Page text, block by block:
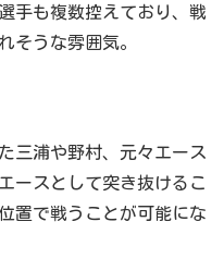
手も複数控えており、戦
そうな雰囲気。
三浦や野村、元々エース
ースとして突き抜けるこ
置で戦うことが可能にな